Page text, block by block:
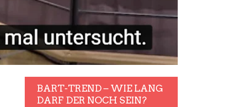
BART-TREND – WIE LANG
DARF DER NOCH SEIN?